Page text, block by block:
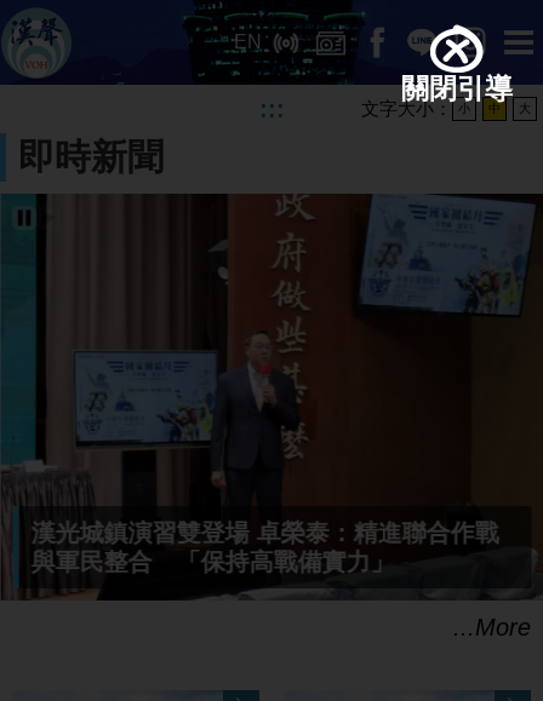
EN
::: 文字大小： 小 中 大
即時新聞
漢光城鎮演習雙登場 卓榮泰：精進聯合作戰
與軍民整合 「保持高戰備實力」
...More
關閉引導